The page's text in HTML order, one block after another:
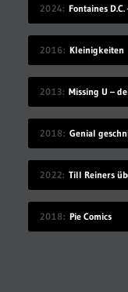
2024 Fontaines
2016 Kleinigkeiten
2013 Missing U –
2018 Genial
2022 Till Reiners
2018 Pie Comics